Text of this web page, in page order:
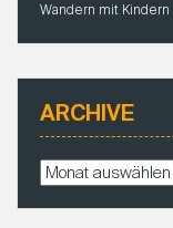
Wandern mit Kindern
ARCHIVE
A